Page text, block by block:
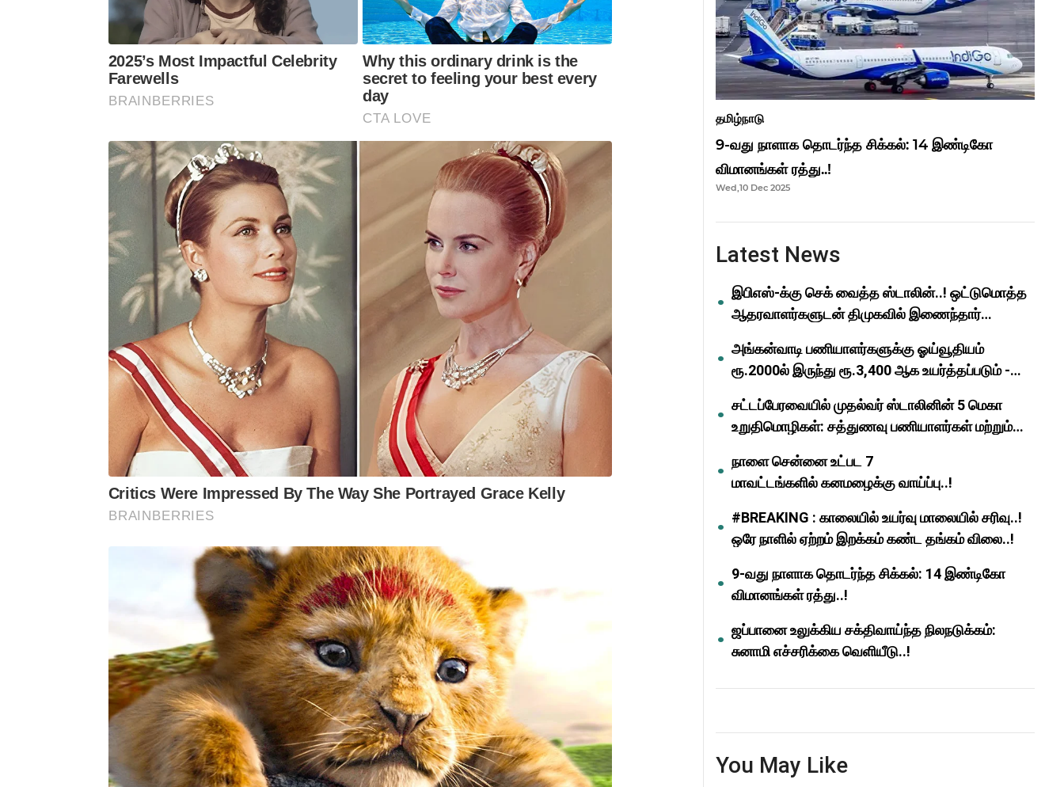
தமிழ்நாடு
9-வது நாளாக தொடர்ந்த சிக்கல்: 14 இண்டிகோ
விமானங்கள் ரத்து..!
Wed,10 Dec 2025
Latest News
இபிஎஸ்-க்கு செக் வைத்த ஸ்டாலின்..! ஒட்டுமொத்த
ஆதரவாளர்களுடன் திமுகவில் இணைந்தார்
அங்கன்வாடி பணியாளர்களுக்கு ஓய்வூதியம்
ரூ.2000ல் இருந்து ரூ.3,400 ஆக உயர்த்தப்படும் -
சட்டப்பேரவையில் முதல்வர் ஸ்டாலினின் 5 மெகா
உறுதிமொழிகள்: சத்துணவு பணியாளர்கள் மற்றும்
நாளை சென்னை உட்பட 7
மாவட்டங்களில் கனமழைக்கு வாய்ப்பு..!
#BREAKING : காலையில் உயர்வு மாலையில் சரிவு..!
ஒரே நாளில் ஏற்றம் இறக்கம் கண்ட தங்கம் விலை..!
9-வது நாளாக தொடர்ந்த சிக்கல்: 14 இண்டிகோ
விமானங்கள் ரத்து..!
ஜப்பானை உலுக்கிய சக்திவாய்ந்த நிலநடுக்கம்:
சுனாமி எச்சரிக்கை வெளியீடு..!
You May Like